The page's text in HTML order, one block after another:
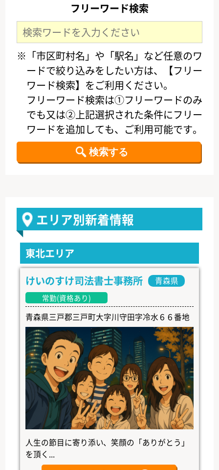
フリーワード検索
※「市区町村名」や「駅名」など任意のワ
ードで絞り込みをしたい方は、【フリー
ワード検索】をご利用ください。
フリーワード検索は①フリーワードのみ
でも又は②上記選択された条件にフリー
ワードを追加しても、ご利用可能です。
エリア別新着情報
東北エリア
けいのすけ司法書士事務所
青森県
常勤(資格あり)
青森県三戸郡三戸町大字川守田字冷水６６番地
人生の節目に寄り添い、笑顔の「ありがとう」
を頂く...